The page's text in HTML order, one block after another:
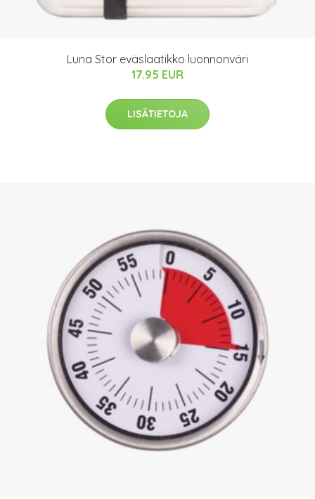
Luna Stor eväslaatikko luonnonväri
17.95 EUR
LISÄTIETOJA